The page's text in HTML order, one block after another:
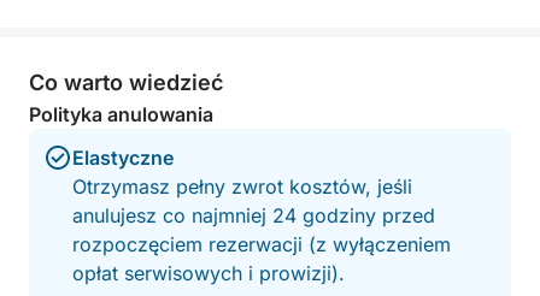
Co warto wiedzieć
Polityka anulowania
Elastyczne
Otrzymasz pełny zwrot kosztów, jeśli
anulujesz co najmniej 24 godziny przed
rozpoczęciem rezerwacji (z wyłączeniem
opłat serwisowych i prowizji).